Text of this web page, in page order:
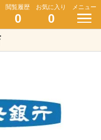
閲覧履歴
0
お気に入り
0
メニュー